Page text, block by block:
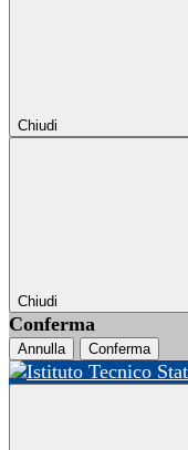
Chiudi
Chiudi
Conferma
Annulla Conferma